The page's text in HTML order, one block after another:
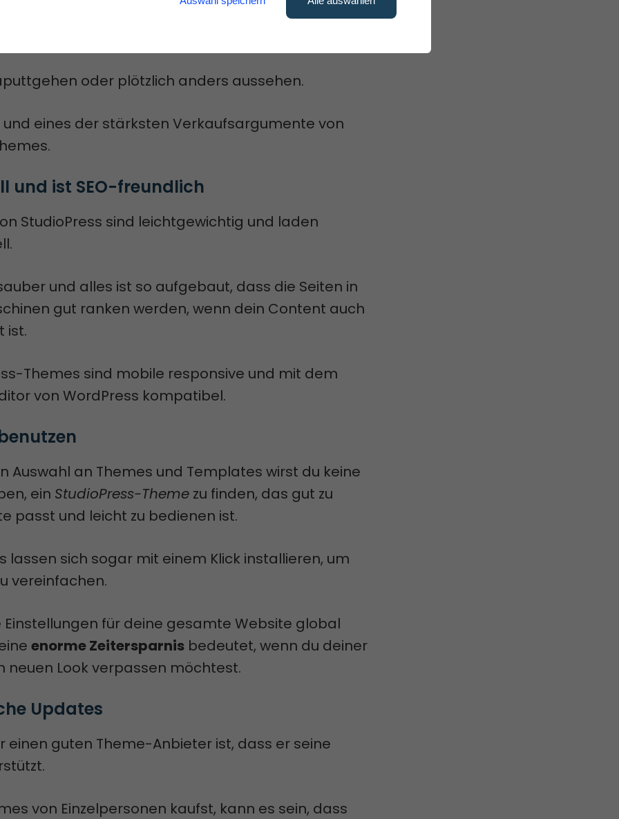
Genesis Framework
oder plötzlich anders aussehen.
und eines der stärksten Verkaufsargumente von
und ist SEO-freundlich
StudioPress sind leichtgewichtig und laden
und alles ist so aufgebaut, dass die Seiten in
gut ranken werden, wenn dein Content auch
ist.
Themes sind mobile responsive und mit dem
von WordPress kompatibel.
Auswahl an Themes und Templates wirst du keine
ein StudioPress-Theme zu finden, das gut zu
passt und leicht zu bedienen ist.
lassen sich sogar mit einem Klick installieren, um
vereinfachen.
Einstellungen für deine gesamte Website global
enorme Zeitersparnis bedeutet, wenn du deiner
neuen Look verpassen möchtest.
Updates
einen guten Theme-Anbieter ist, dass er seine
von Einzelpersonen kaufst, kann es sein, dass